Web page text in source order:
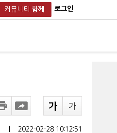
커뮤니티 함께 로그인
2022-02-28 10:12:51